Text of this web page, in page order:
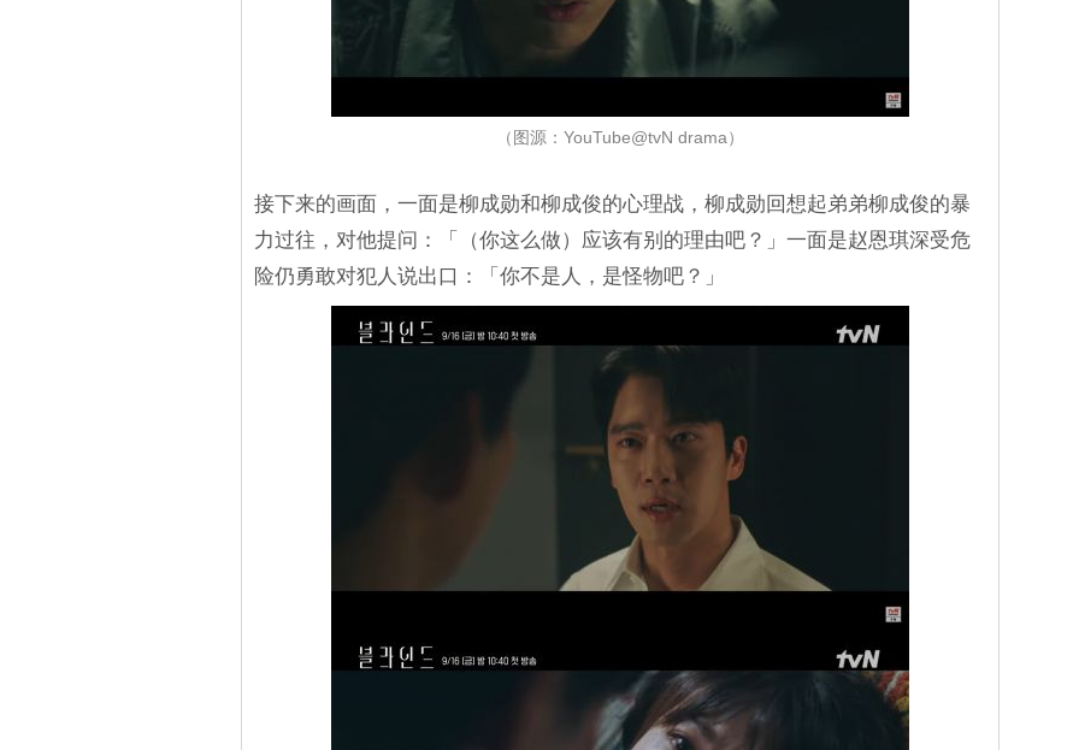
（图源：YouTube@tvN drama）
接下来的画面，一面是柳成勋和柳成俊的心理战，柳成勋回想起弟弟柳成俊的暴
力过往，对他提问：「（你这么做）应该有别的理由吧？」一面是赵恩琪深受危
险仍勇敢对犯人说出口：「你不是人，是怪物吧？」